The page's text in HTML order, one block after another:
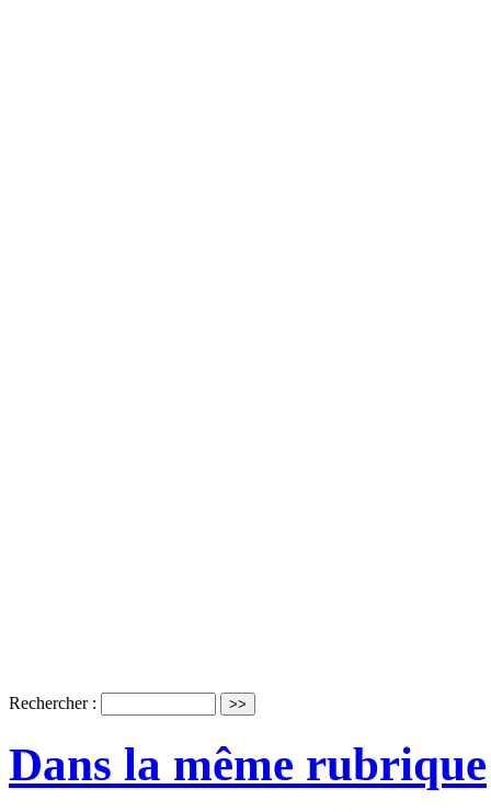
Rechercher :
Dans la même rubrique